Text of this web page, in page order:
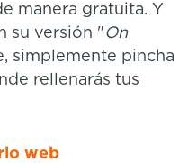
manera gratuita. Y
su versión "On
simplemente pincha
rellenarás tus
web